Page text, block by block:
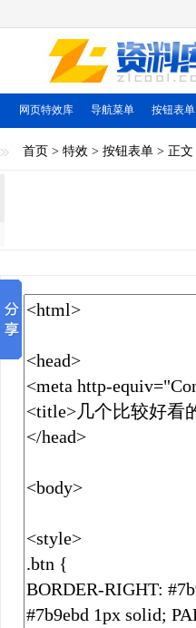
网页特效库 导航菜单 按钮表单
首页 > 特效 > 按钮表单 > 正文